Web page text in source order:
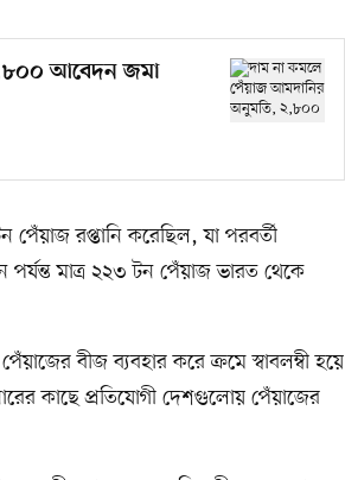
আবেদন জমা
রপ্তানি করেছিল, যা পরবর্তী
মাত্র ২২৩ টন পেঁয়াজ ভারত থেকে
বীজ ব্যবহার করে ক্রমে স্বাবলম্বী হয়ে
কাছে প্রতিযোগী দেশগুলোয় পেঁয়াজের